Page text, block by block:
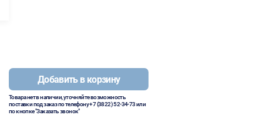
Добавить в корзину
Товара нет в наличии, уточняйте возможность
поставки под заказ по телефону+7 (3822) 52-34-73или
по кнопке "Заказать звонок"